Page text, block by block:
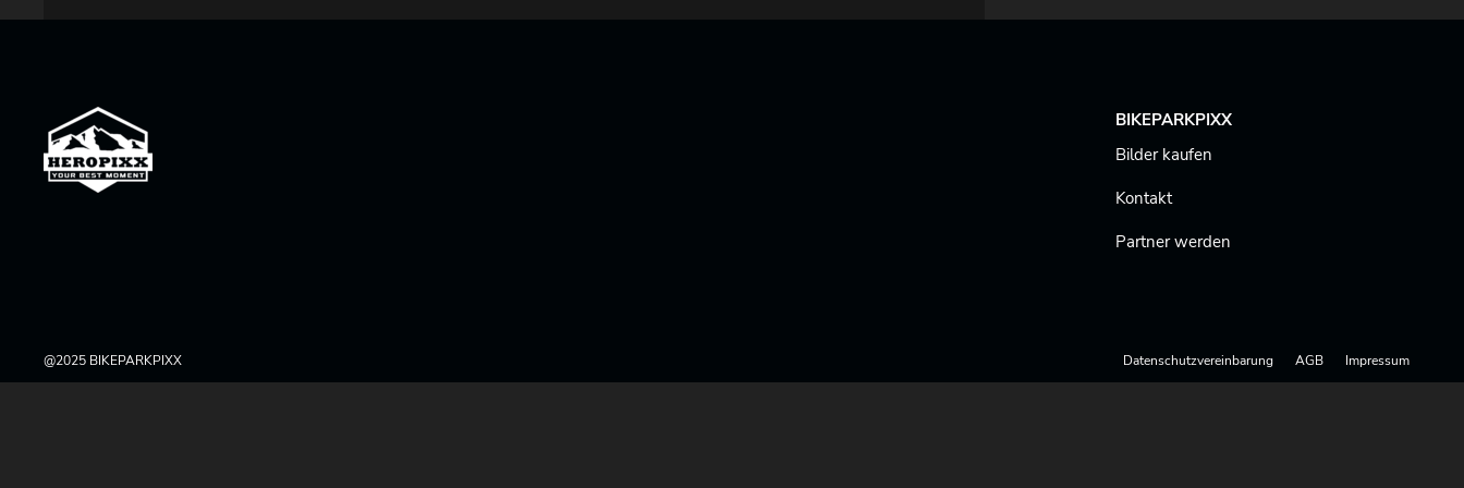
BIKEPARKPIXX
Bilder kaufen
Kontakt
Partner werden
@2025 BIKEPARKPIXX Datenschutzvereinbarung AGB Impressum